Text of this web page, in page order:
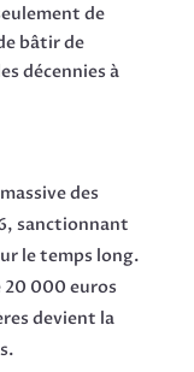
de
bâtir de
décennies à
des
sanctionnant
le temps long.
20 000 euros
devient la